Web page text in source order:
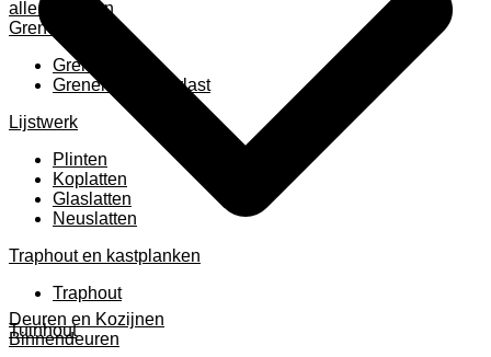
alle anzeigen
Grenen
Grenen B ruw
Grenen gevingerlast
Lijstwerk
Plinten
Koplatten
Glaslatten
Neuslatten
Traphout en kastplanken
Traphout
Tuinhout
Deuren en Kozijnen
Binnendeuren